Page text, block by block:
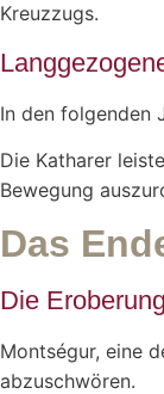
Kreuzzugs.
In den folgenden
Die Katharer
Bewegung
Das
Die
Montségur, eine
abzuschwören.